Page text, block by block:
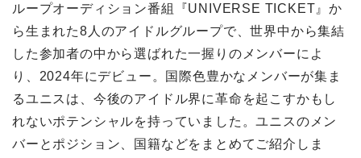
ループオーディション番組『UNIVERSE TICKET』か
ら生まれた8人のアイドルグループで、世界中から集結
した参加者の中から選ばれた一握りのメンバーによ
り、2024年にデビュー。国際色豊かなメンバーが集ま
るユニスは、今後のアイドル界に革命を起こすかもし
れないポテンシャルを持っていました。ユニスのメン
バーとポジション、国籍などをまとめてご紹介しま